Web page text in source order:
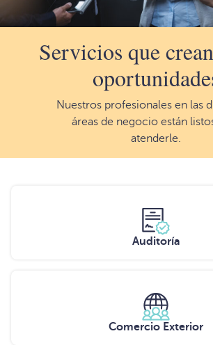
Servicios que
Nuestros profesionales en las
áreas de negocio están
atenderle.
Auditoría
Comercio Exterior